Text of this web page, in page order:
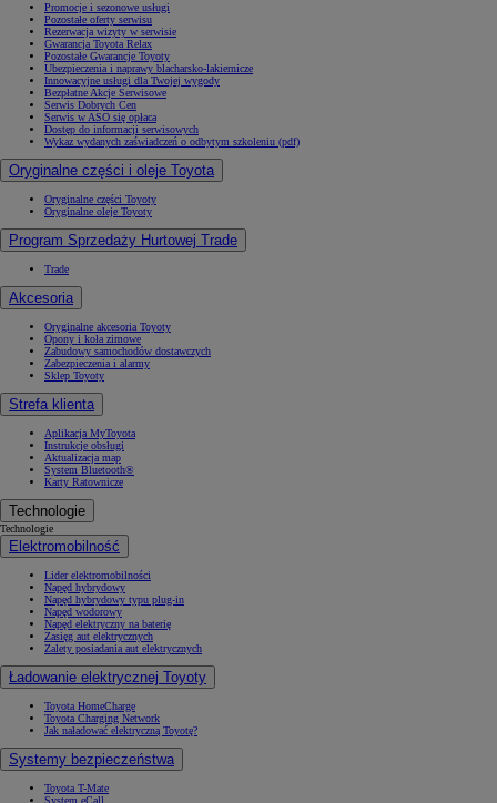
Promocje i sezonowe usługi
Pozostałe oferty serwisu
Rezerwacja wizyty w serwisie
Gwarancja Toyota Relax
Pozostałe Gwarancje Toyoty
Ubezpieczenia i naprawy blacharsko-lakiernicze
Innowacyjne usługi dla Twojej wygody
Bezpłatne Akcje Serwisowe
Serwis Dobrych Cen
Serwis w ASO się opłaca
Dostęp do informacji serwisowych
Wykaz wydanych zaświadczeń o odbytym szkoleniu (pdf)
Oryginalne części i oleje Toyota
Oryginalne części Toyoty
Oryginalne oleje Toyoty
Program Sprzedaży Hurtowej Trade
Trade
Akcesoria
Oryginalne akcesoria Toyoty
Opony i koła zimowe
Zabudowy samochodów dostawczych
Zabezpieczenia i alarmy
Sklep Toyoty
Strefa klienta
Aplikacja MyToyota
Instrukcje obsługi
Aktualizacja map
System Bluetooth®
Karty Ratownicze
Technologie
Technologie
Elektromobilność
Lider elektromobilności
Napęd hybrydowy
Napęd hybrydowy typu plug-in
Napęd wodorowy
Napęd elektryczny na baterię
Zasięg aut elektrycznych
Zalety posiadania aut elektrycznych
Ładowanie elektrycznej Toyoty
Toyota HomeCharge
Toyota Charging Network
Jak naładować elektryczną Toyotę?
Systemy bezpieczeństwa
Toyota T-Mate
System eCall